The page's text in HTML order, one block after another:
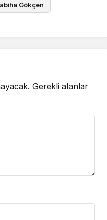
Gökçen
Gerekli alanlar